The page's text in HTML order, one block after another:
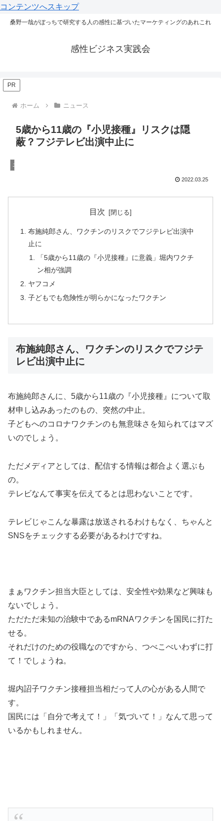
コンテンツへスキップ
桑野一哉がぼっちで研究する人の感性に基づいたマーケティングのあれこれ
感性ビジネス実践会
PR
ホーム ニュース
5歳から11歳の『小児接種』リスクは隠
蔽？フジテレビ出演中止に
ニュース
2022.03.25
目次
布施純郎さん、ワクチンのリスクでフジテレビ出演中
止に
「5歳から11歳の『小児接種』に意義」堀内ワクチ
ン相が強調
ヤフコメ
子どもでも危険性が明らかになったワクチン
布施純郎さん、ワクチンのリスクでフジテ
レビ出演中止に
布施純郎さんに、5歳から11歳の『小児接種』について取
材申し込みあったのもの、突然の中止。
子どもへのコロナワクチンのも無意味さを知られてはマズ
いのでしょう。
ただメディアとしては、配信する情報は都合よく選ぶも
の。
テレビなんて事実を伝えてるとは思わないことです。
テレビじゃこんな暴露は放送されるわけもなく、ちゃんと
SNSをチェックする必要があるわけですね。
まぁワクチン担当大臣としては、安全性や効果など興味も
ないでしょう。
ただただ未知の治験中であるmRNAワクチンを国民に打た
せる。
それだけのための役職なのですから、つべこべいわずに打
て！でしょうね。
堀内詔子ワクチン接種担当相だって人の心がある人間で
す。
国民には「自分で考えて！」「気づいて！」なんて思って
いるかもしれません。